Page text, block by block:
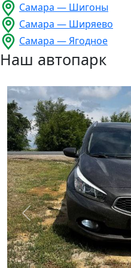
Самара — Шигоны
Самара — Ширяево
Самара — Ягодное
Наш автопарк
Previous